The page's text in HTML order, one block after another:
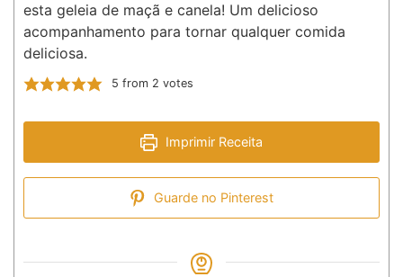
esta geleia de maçã e canela! Um delicioso
acompanhamento para tornar qualquer comida
deliciosa.
5 from 2 votes
Imprimir Receita
Guarde no Pinterest